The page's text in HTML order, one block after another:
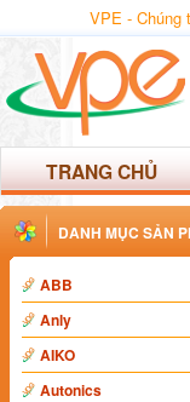
VPE - Chúng
TRANG CHỦ
DANH MỤC SẢN
ABB
Anly
AIKO
Autonics